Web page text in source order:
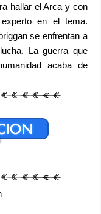
hallar el Arca y con
en el tema.
se enfrentan a
La guerra que
acaba de